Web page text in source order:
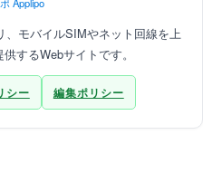
モバイルSIMやネット回線を上
するWebサイトです。
シー 編集ポリシー